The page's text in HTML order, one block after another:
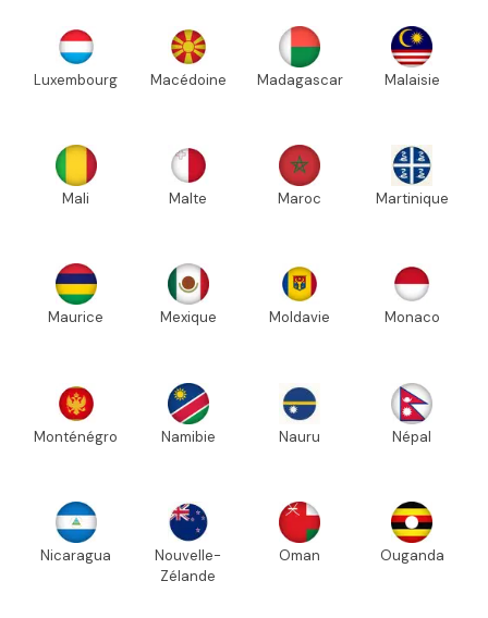
Luxembourg Macédoine Madagascar Malaisie
Mali Malte Maroc Martinique
Maurice Mexique Moldavie Monaco
Monténégro Namibie Nauru Népal
Nicaragua
Nouvelle-
Zélande
Oman Ouganda